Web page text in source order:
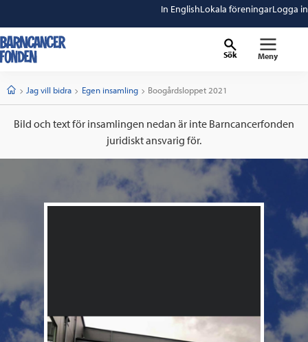
In EnglishLokala föreningarLogga in
Sök Meny
StartJag vill bidra Egen insamling Current:
Boogårdsloppet 2021
Bild och text för insamlingen nedan är inte Barncancerfonden
juridiskt ansvarig för.